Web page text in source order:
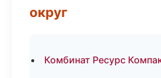
округ
Комбинат Ресурс